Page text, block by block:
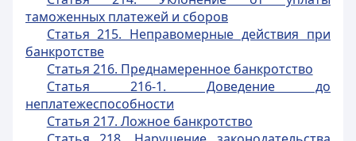
таможенных платежей и сборов
Статья 215. Неправомерные действия при
банкротстве
Статья 216. Преднамеренное банкротство
Статья 216-1. Доведение до
неплатежеспособности
Статья 217. Ложное банкротство